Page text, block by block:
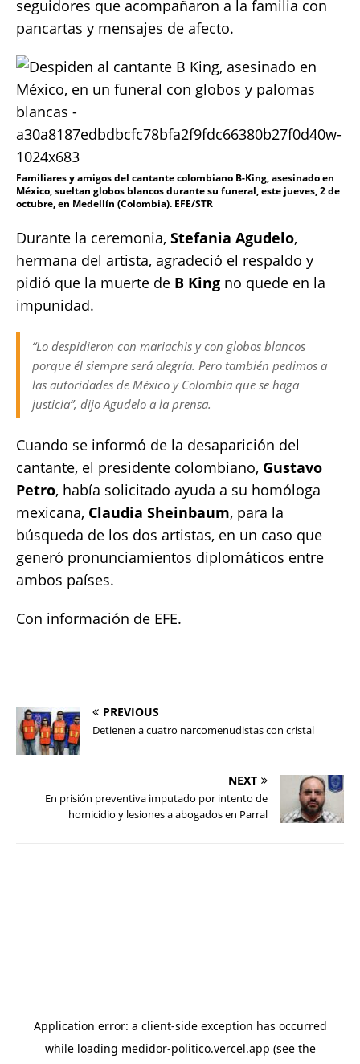
seguidores que acompañaron a la familia con
pancartas y mensajes de afecto.
Familiares y amigos del cantante colombiano B-King, asesinado en
México, sueltan globos blancos durante su funeral, este jueves, 2 de
octubre, en Medellín (Colombia). EFE/STR
Durante la ceremonia, Stefania Agudelo,
hermana del artista, agradeció el respaldo y
pidió que la muerte de B King no quede en la
impunidad.
“Lo despidieron con mariachis y con globos blancos
porque él siempre será alegría. Pero también pedimos a
las autoridades de México y Colombia que se haga
justicia”, dijo Agudelo a la prensa.
Cuando se informó de la desaparición del
cantante, el presidente colombiano, Gustavo
Petro, había solicitado ayuda a su homóloga
mexicana, Claudia Sheinbaum, para la
búsqueda de los dos artistas, en un caso que
generó pronunciamientos diplomáticos entre
ambos países.
Con información de EFE.
PREVIOUS
Detienen a cuatro narcomenudistas con cristal
NEXT
En prisión preventiva imputado por intento de
homicidio y lesiones a abogados en Parral